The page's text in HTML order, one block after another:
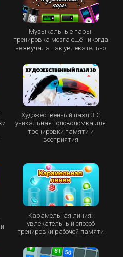
Музыкальные пары:
тренировка мозга ещё никогда
не звучала так увлекательно
Художественный пазл 3D:
уникальная головоломка для
тренировки памяти и
восприятия
Карамельная линия:
увлекательный способ
тренировки рабочей памяти